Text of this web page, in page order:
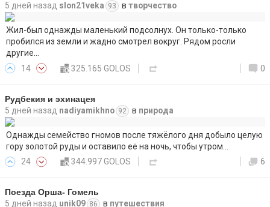
5 дней назад slon21veka 93 в творчество
Жил-был однажды маленький подсолнух. Он только-только
пробился из земли и жадно смотрел вокруг. Рядом росли
другие…
14
325.165 GOLOS 0
Рудбекия и эхинацея
5 дней назад nadiyamikhno 92 в природа
Однажды семейство гномов после тяжёлого дня добыло целую
гору золотой руды и оставило её на ночь, чтобы утром…
24
344.997 GOLOS 6
Поезда Орша- Гомель
5 дней назад unik09 86 в путешествия